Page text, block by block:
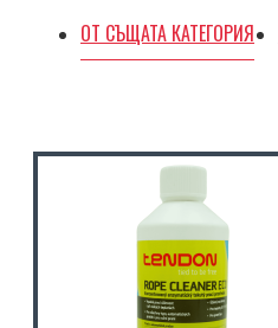
ОТ СЪЩАТА КАТЕГОРИЯ